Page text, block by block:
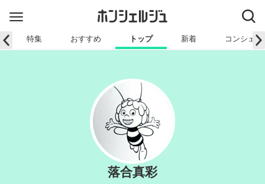
特集 おすすめ トップ 新着 コンシェ
落合真彩